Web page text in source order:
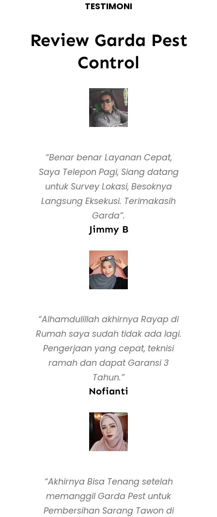
TESTIMONI
Review Garda Pest
Control
“Benar benar Layanan Cepat,
Saya Telepon Pagi, Siang datang
untuk Survey Lokasi, Besoknya
Langsung Eksekusi. Terimakasih
Garda”.
Jimmy B
“Alhamdulillah akhirnya Rayap di
Rumah saya sudah tidak ada lagi.
Pengerjaan yang cepat, teknisi
ramah dan dapat Garansi 3
Tahun.”
Nofianti
“Akhirnya Bisa Tenang setelah
memanggil Garda Pest untuk
Pembersihan Sarang Tawon di